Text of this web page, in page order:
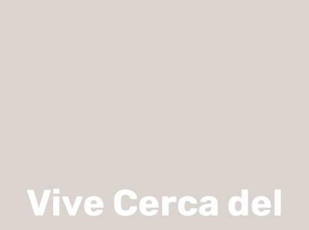
Vive Cerca del